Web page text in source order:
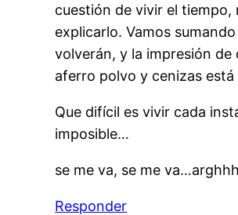
cuestión de vivir el tiempo,
explicarlo. Vamos
volverán, y la impresión de
aferro polvo y cenizas
Que difícil es vivir cada
imposible…
se me va, se me va…arghhh
Responder